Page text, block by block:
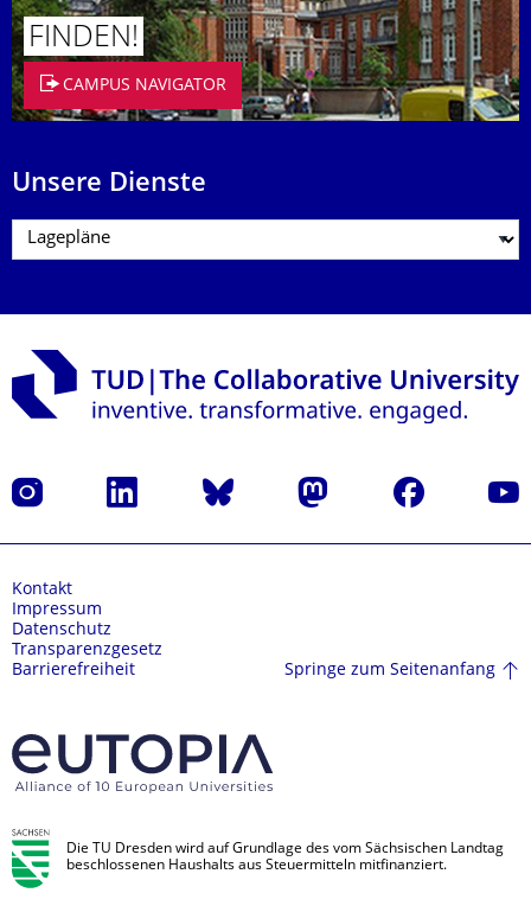
FINDEN!
CAMPUS NAVIGATOR
Unsere Dienste
Instagram LinkedIn Bluesky Mastodon Facebook
Kontakt
Impressum
Datenschutz
Transparenzgesetz
Barrierefreiheit
Springe zum Seitenanfang
Die TU Dresden wird auf Grundlage des vom Sächsischen Landtag
beschlossenen Haushalts aus Steuermitteln mitfinanziert.